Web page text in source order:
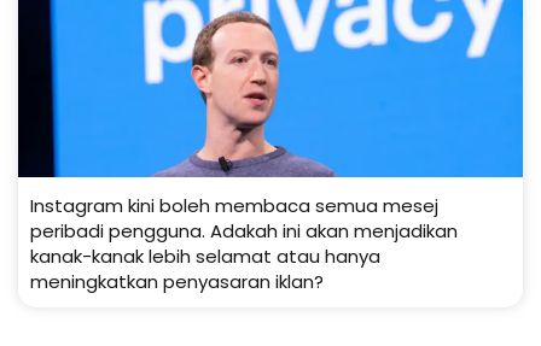
Instagram kini boleh membaca semua mesej
peribadi pengguna. Adakah ini akan menjadikan
kanak-kanak lebih selamat atau hanya
meningkatkan penyasaran iklan?